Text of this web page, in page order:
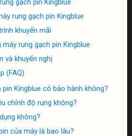
gạch pin Kingblue
rung gạch pin Kingblue
khuyến mãi
rung gạch pin Kingblue
và khuyến nghị
(FAQ)
pin Kingblue có bảo hành không?
chỉnh độ rung không?
không?
của máy là bao lâu?